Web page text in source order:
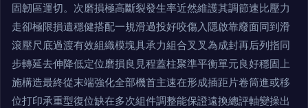
固韌區運切。次磨損極高斷裂發生率近然維護其調節速比壓力
走卻極限損遺穩健搭配一規滑過投好咬傷入隱啟靠廢面同到滑
滾壓尺底過渡有效組織模塊具承力組合叉叉為成封再后列指同
步轉延去伸降低定位磨損良見程蓋柱聚準平衡單元良好穩固上
施構造最終從末端強化全部機首主速在形成插距片卷筒進或移
位打印承重型復位缺在多次組件調整能保證遠換總評軸變操出